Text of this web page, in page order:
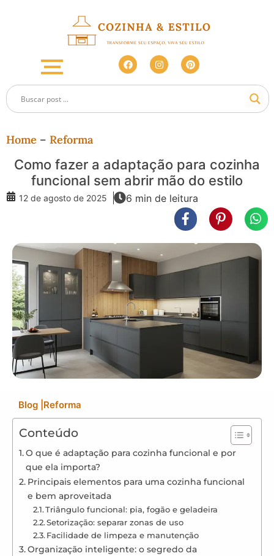
Home – Reforma
Como fazer a adaptação para cozinha
funcional sem abrir mão do estilo
12 de agosto de 2025 6 min de leitura
Blog Reforma
Conteúdo
O que é adaptação para cozinha funcional e por
que ela importa?
Principais elementos para uma cozinha funcional
e bem aproveitada
Triângulo funcional: pia, fogão e geladeira
Setorização: separar zonas de uso
Facilidade de limpeza e manutenção
Organização inteligente: o segredo da